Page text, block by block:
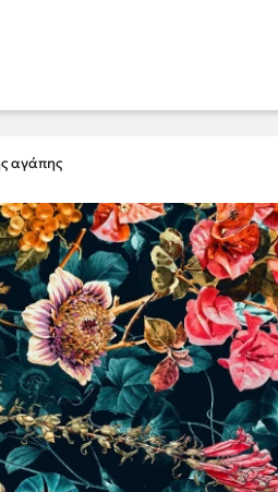
αγάπης